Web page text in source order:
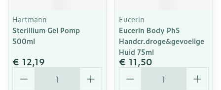
Hartmann
Sterillium Gel Pomp
500ml
€ 12,19
Aantal
Eucerin
Eucerin Body Ph5
Handcr.droge&gevoelige
Huid 75ml
€ 11,50
Aantal